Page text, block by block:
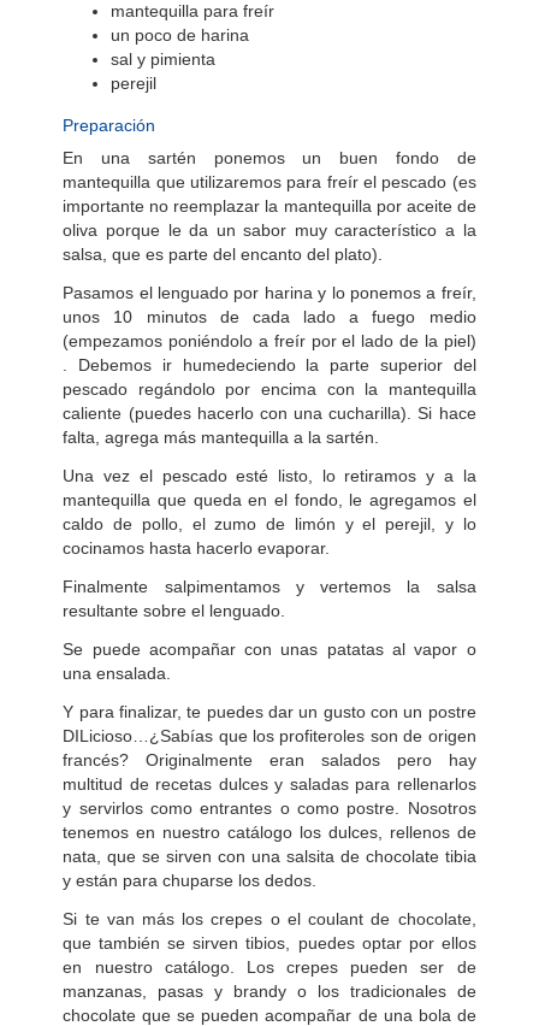
mantequilla para freír
un poco de harina
sal y pimienta
perejil
Preparación
En una sartén ponemos un buen fondo de
mantequilla que utilizaremos para freír el pescado (es
importante no reemplazar la mantequilla por aceite de
oliva porque le da un sabor muy característico a la
salsa, que es parte del encanto del plato).
Pasamos el lenguado por harina y lo ponemos a freír,
unos 10 minutos de cada lado a fuego medio
(empezamos poniéndolo a freír por el lado de la piel)
. Debemos ir humedeciendo la parte superior del
pescado regándolo por encima con la mantequilla
caliente (puedes hacerlo con una cucharilla). Si hace
falta, agrega más mantequilla a la sartén.
Una vez el pescado esté listo, lo retiramos y a la
mantequilla que queda en el fondo, le agregamos el
caldo de pollo, el zumo de limón y el perejil, y lo
cocinamos hasta hacerlo evaporar.
Finalmente salpimentamos y vertemos la salsa
resultante sobre el lenguado.
Se puede acompañar con unas patatas al vapor o
una ensalada.
Y para finalizar, te puedes dar un gusto con un postre
DILicioso…¿Sabías que los profiteroles son de origen
francés? Originalmente eran salados pero hay
multitud de recetas dulces y saladas para rellenarlos
y servirlos como entrantes o como postre. Nosotros
tenemos en nuestro catálogo los dulces, rellenos de
nata, que se sirven con una salsita de chocolate tibia
y están para chuparse los dedos.
Si te van más los crepes o el coulant de chocolate,
que también se sirven tibios, puedes optar por ellos
en nuestro catálogo. Los crepes pueden ser de
manzanas, pasas y brandy o los tradicionales de
chocolate que se pueden acompañar de una bola de